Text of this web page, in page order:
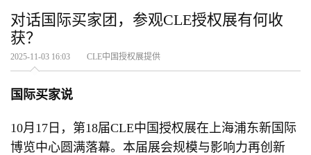
对话国际买家团，参观CLE授权展有何收
获？
2025-11-03 16:03 CLE中国授权展提供
国际买家说
10月17日，第18届CLE中国授权展在上海浦东新国际
博览中心圆满落幕。本届展会规模与影响力再创新